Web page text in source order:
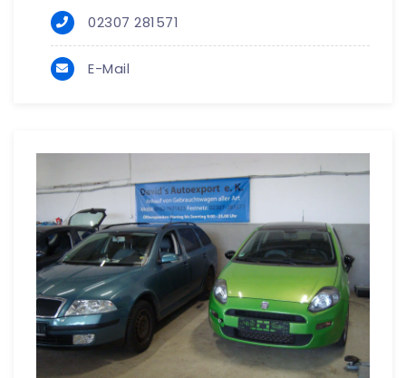
02307 281571
E-Mail